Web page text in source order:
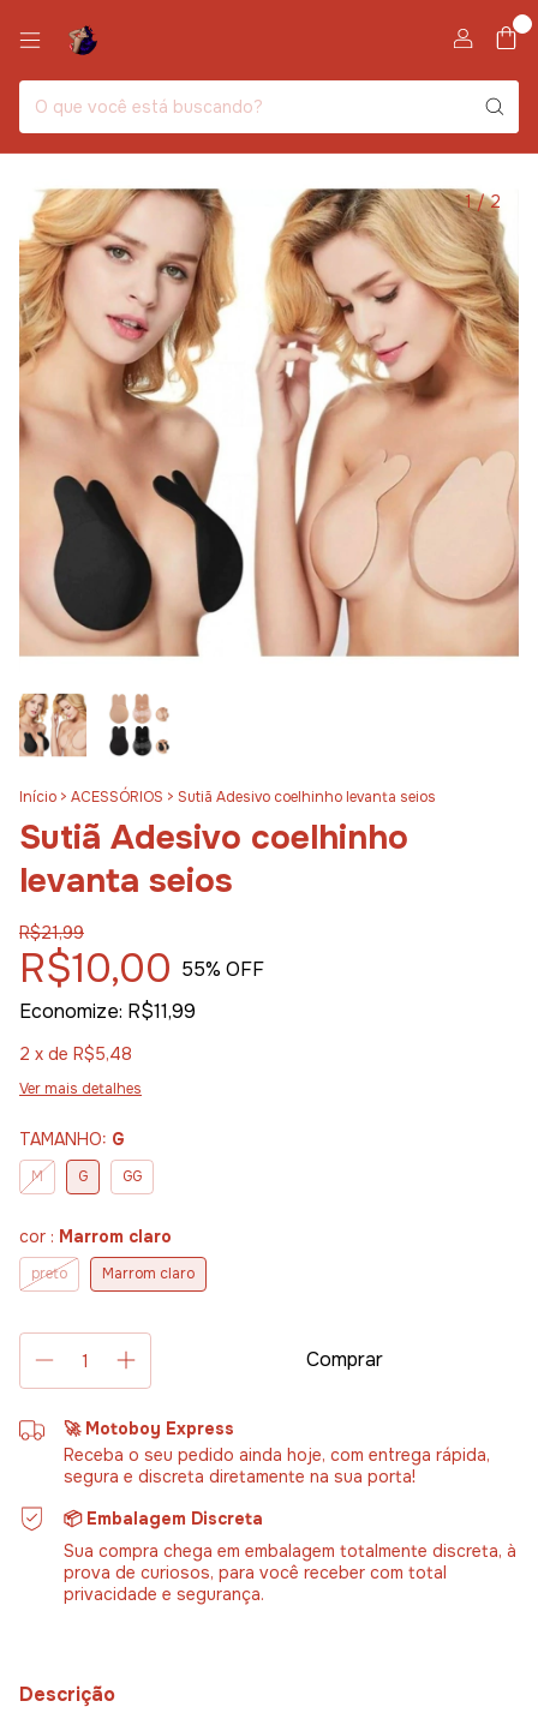
1/2
Início > ACESSÓRIOS > Sutiã Adesivo coelhinho levanta seios
Sutiã Adesivo coelhinho
levanta seios
R$21,99
R$10,00 55% OFF
Economize: R$11,99
2 x de R$5,48
Ver mais detalhes
TAMANHO: G
M G GG
cor : Marrom claro
preto Marrom claro
🚀 Motoboy Express
Receba o seu pedido ainda hoje, com entrega rápida,
segura e discreta diretamente na sua porta!
📦 Embalagem Discreta
Sua compra chega em embalagem totalmente discreta, à
prova de curiosos, para você receber com total
privacidade e segurança.
Descrição